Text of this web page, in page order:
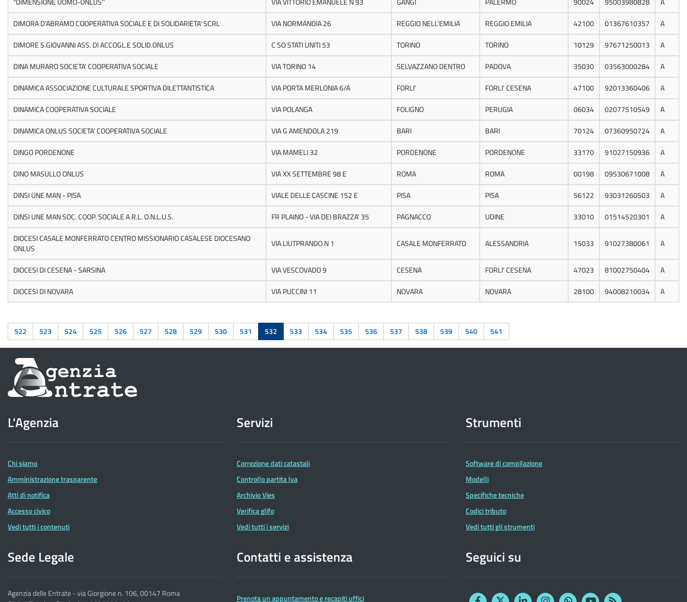
DIMORA D'ABRAMO COOPERATIVA SOCIALE E DI SOLIDARIETA' SCRL
VIA NORMANDIA 26 REGGIO NELL'EMILIA REGGIO EMILIA 42100 01367610357
A
DIMORE S.GIOVANNI ASS. DI ACCOGL.E SOLID.ONLUS
C SO STATI UNITI 53 TORINO TORINO 10129 97671250013
A
DINA MURARO SOCIETA' COOPERATIVA SOCIALE
VIA TORINO 14 SELVAZZANO DENTRO PADOVA 35030 03563000284
A
DINAMICA ASSOCIAZIONE CULTURALE SPORTIVA DILETTANTISTICA
VIA PORTA MERLONIA 6/A FORLI' FORLI' CESENA 47100 92013360406
A
DINAMICA COOPERATIVA SOCIALE
VIA POLANGA FOLIGNO PERUGIA 06034 02077510549
A
DINAMICA ONLUS SOCIETA' COOPERATIVA SOCIALE
VIA G AMENDOLA 219 BARI BARI 70124 07360950724
A
DINGO PORDENONE
VIA MAMELI 32 PORDENONE PORDENONE 33170 91027150936
A
DINO MASULLO ONLUS
VIA XX SETTEMBRE 98 E ROMA ROMA 00198 09530671008
A
DINSI UNE MAN - PISA
VIALE DELLE CASCINE 152 E PISA PISA 56122 93031260503
A
DINSI UNE MAN SOC. COOP. SOCIALE A R.L. O.N.L.U.S.
FR PLAINO - VIA DEI BRAZZA' 35 PAGNACCO UDINE 33010 01514520301
A
DIOCESI CASALE MONFERRATO CENTRO MISSIONARIO CASALESE DIOCESANO
ONLUS
VIA LIUTPRANDO N 1 CASALE MONFERRATO ALESSANDRIA 15033 91027380061 A
DIOCESI DI CESENA - SARSINA VIA VESCOVADO 9 CESENA FORLI' CESENA 47023 81002750404
A
DIOCESI DI NOVARA
VIA PUCCINI 11 NOVARA NOVARA 28100 94008210034 A
522 523 524 525 526 527 528 529 530 531 532 533 534 535 536 537 538 539 540 541
Informazioni
sul
dell'Agenzia
delle
Entrate
L'Agenzia
Chi siamo
Amministrazione trasparente
Atti di notifica
Accesso civico
Vedi tutti i contenuti
Servizi
Correzione dati catastali
Controllo partita Iva
Archivio Vies
Verifica glifo
Vedi tutti i servizi
Strumenti
Software di compilazione
Modelli
Specifiche tecniche
Codici tributo
Vedi tutti gli strumenti
Sede Legale
Agenzia delle Entrate - via Giorgione n. 106, 00147 Roma
Contatti e assistenza
Prenota un appuntamento e recapiti uffici
Seguici su